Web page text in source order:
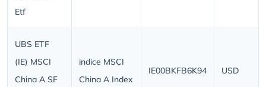
Etf
UBS ETF
(IE) MSCI
China A SF
indice MSCI
China A Index
IE00BKFB6K94 USD